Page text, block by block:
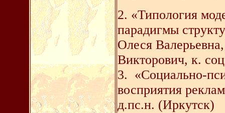
2. «Типология
парадигмы
Олеся
Викторович, к.
3. «Социально-
восприятия
д.пс.н. (Иркутск)